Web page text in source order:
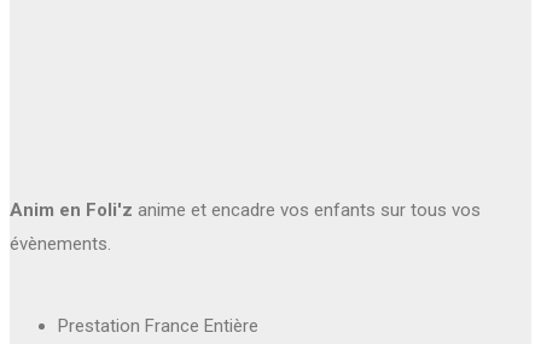
Anim en Foli'z anime et encadre vos enfants sur tous vos
évènements.
Prestation France Entière